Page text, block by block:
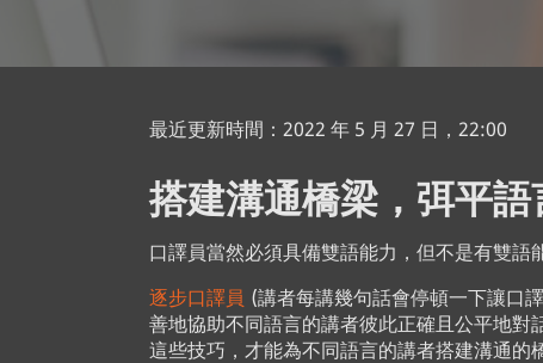
最近更新時間：2022 年 5 月 27 日，22:00
搭建溝通橋梁，弭平語
口譯員當然必須具備雙語能力，但不是有雙語
逐步口譯員 (講者每講幾句話會停頓一下讓口
善地協助不同語言的講者彼此正確且公平地
這些技巧，才能為不同語言的講者搭建溝通的